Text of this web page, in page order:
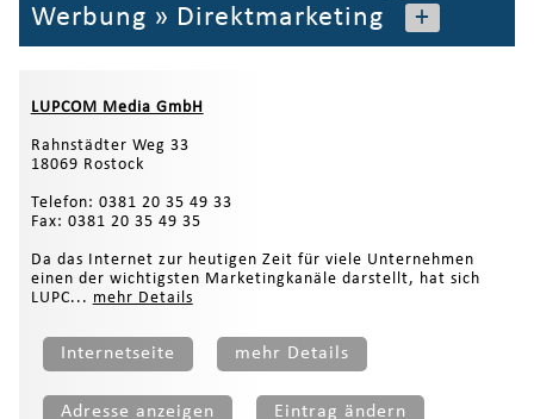
Werbung » Direktmarketing +
LUPCOM Media GmbH
Rahnstädter Weg 33
18069 Rostock
Telefon: 0381 20 35 49 33
Fax: 0381 20 35 49 35
Da das Internet zur heutigen Zeit für viele Unternehmen
einen der wichtigsten Marketingkanäle darstellt, hat sich
LUPC... mehr Details
Internetseite mehr Details
Adresse anzeigen Eintrag ändern